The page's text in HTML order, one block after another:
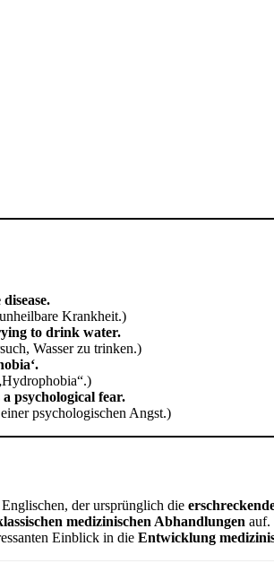
Krankheit.)
to drink water.
Wasser zu trinken.)
psychological fear.
psychologischen Angst.)
der ursprünglich die
medizinischen Abhandlungen auf.
Einblick in die Entwicklung